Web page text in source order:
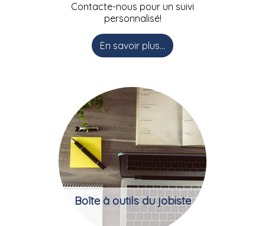
Contacte-nous pour un suivi
personnalisé!
En savoir plus...
Boîte à outils du jobiste